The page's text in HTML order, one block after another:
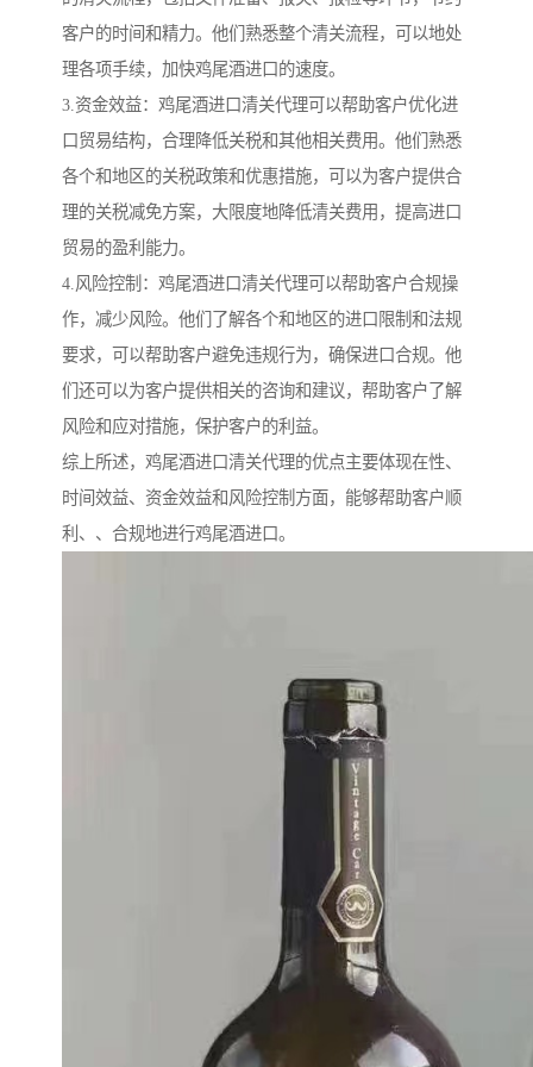
客户的时间和精力。他们熟悉整个清关流程，可以地处
理各项手续，加快鸡尾酒进口的速度。
3.资金效益：鸡尾酒进口清关代理可以帮助客户优化进
口贸易结构，合理降低关税和其他相关费用。他们熟悉
各个和地区的关税政策和优惠措施，可以为客户提供合
理的关税减免方案，大限度地降低清关费用，提高进口
贸易的盈利能力。
4.风险控制：鸡尾酒进口清关代理可以帮助客户合规操
作，减少风险。他们了解各个和地区的进口限制和法规
要求，可以帮助客户避免违规行为，确保进口合规。他
们还可以为客户提供相关的咨询和建议，帮助客户了解
风险和应对措施，保护客户的利益。
综上所述，鸡尾酒进口清关代理的优点主要体现在性、
时间效益、资金效益和风险控制方面，能够帮助客户顺
利、、合规地进行鸡尾酒进口。